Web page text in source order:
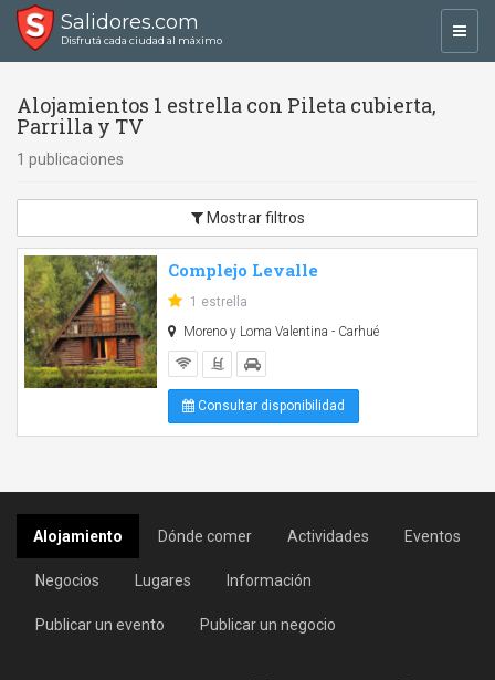
Salidores.com
Disfrutá cada ciudad al máximo
Alojamientos 1 estrella con Pileta cubierta,
Parrilla y TV
1 publicaciones
Mostrar filtros
Complejo Levalle
1 estrella
Moreno y Loma Valentina - Carhué
Consultar disponibilidad
Alojamiento Dónde comer Actividades Eventos
Negocios Lugares Información
Publicar un evento Publicar un negocio